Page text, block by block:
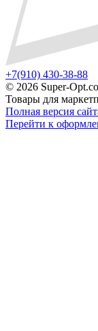
+7(910) 430-38-88
© 2026 Super-
Товары для
Полная версия
Перейти к